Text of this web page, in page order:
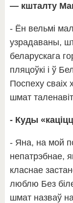
— кшталту
- Ён вельмі
узрадаваны,
беларускага
пляцоўкі і ў
Поспеху сваіх
шмат
- Куды
- Яна, на мой
непатрэбнае,
класнае
люблю Без
шмат назваў